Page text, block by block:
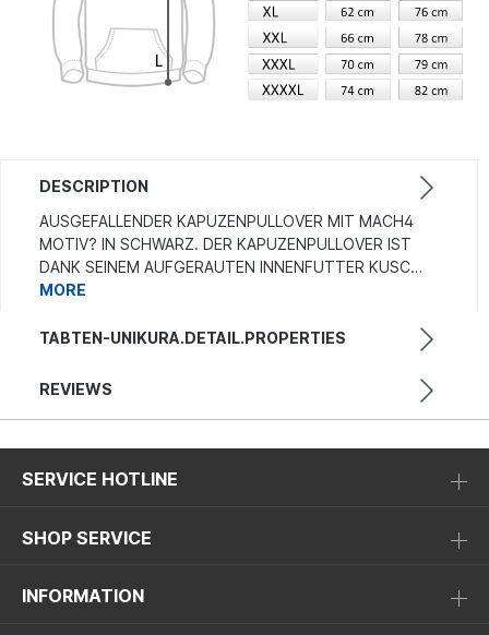
DESCRIPTION
AUSGEFALLENDER KAPUZENPULLOVER MIT MACH4
MOTIV? IN SCHWARZ. DER KAPUZENPULLOVER IST
DANK SEINEM AUFGERAUTEN INNENFUTTER KUSC…
MORE
TABTEN-UNIKURA.DETAIL.PROPERTIES
REVIEWS
SERVICE HOTLINE
SHOP SERVICE
INFORMATION